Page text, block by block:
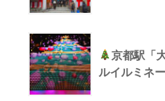
京都駅「
ルイルミネ